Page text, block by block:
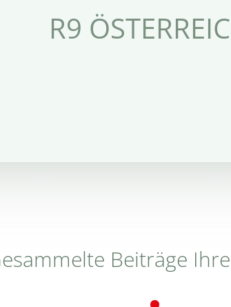
R9
Beiträge